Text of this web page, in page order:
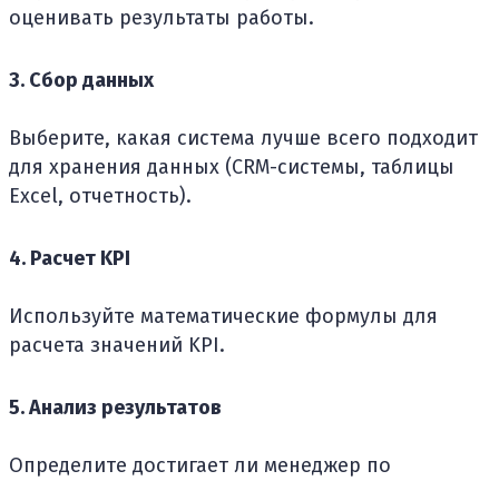
оценивать результаты работы.
3. Сбор данных
Выберите, какая система лучше всего подходит
для хранения данных (CRM-системы, таблицы
Excel, отчетность).
4. Расчет KPI
Используйте математические формулы для
расчета значений KPI.
5. Анализ результатов
Определите достигает ли менеджер по